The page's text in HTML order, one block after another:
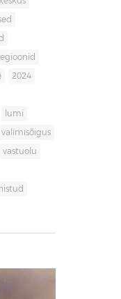
2024
lumi
valimisõigus
vastuolu